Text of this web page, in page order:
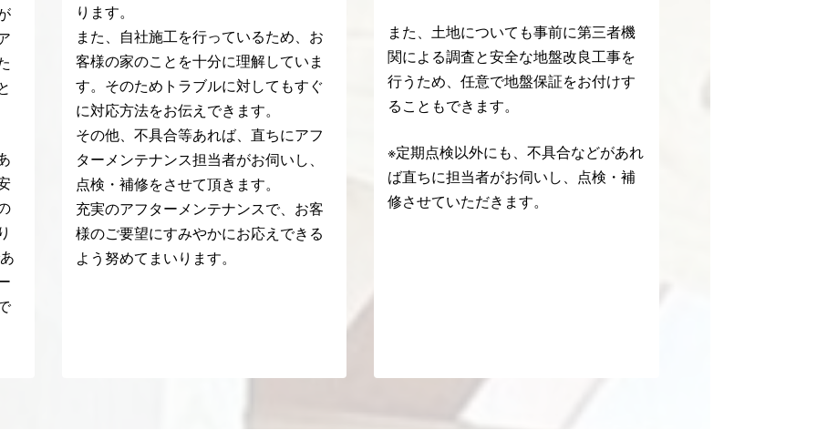
ります。
また、自社施工を行っているため、お
客様の家のことを十分に理解していま
す。そのためトラブルに対してもすぐ
に対応方法をお伝えできます。
その他、不具合等あれば、直ちにアフ
ターメンテナンス担当者がお伺いし、
点検・補修をさせて頂きます。
充実のアフターメンテナンスで、お客
様のご要望にすみやかにお応えできる
よう努めてまいります。
また、土地についても事前に第三者機
関による調査と安全な地盤改良工事を
行うため、任意で地盤保証をお付けす
ることもできます。
※定期点検以外にも、不具合などがあれ
ば直ちに担当者がお伺いし、点検・補
修させていただきます。